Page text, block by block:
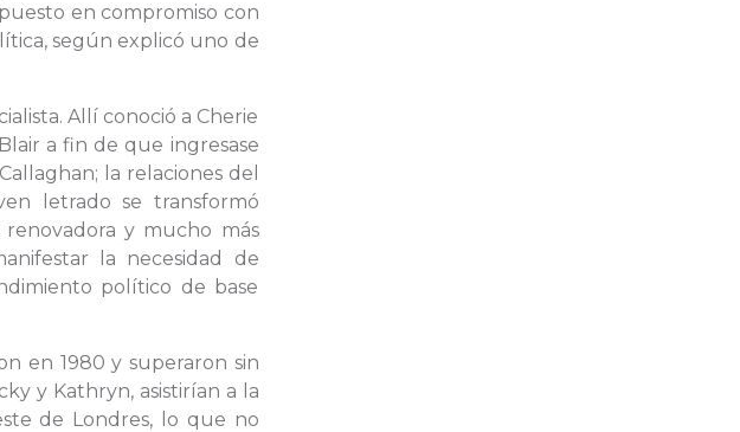
en compromiso con
según explicó uno de
Allí conoció a Cherie
a fin de que ingresase
la relaciones del
letrado se transformó
y mucho más
la necesidad de
político de base
en 1980 y superaron sin
y Kathryn, asistirían a la
de Londres, lo que no